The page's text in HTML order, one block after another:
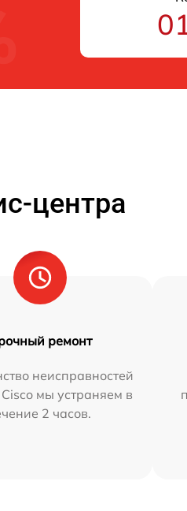
центра
ремонт
неисправностей
мы устраняем в
2 часов.